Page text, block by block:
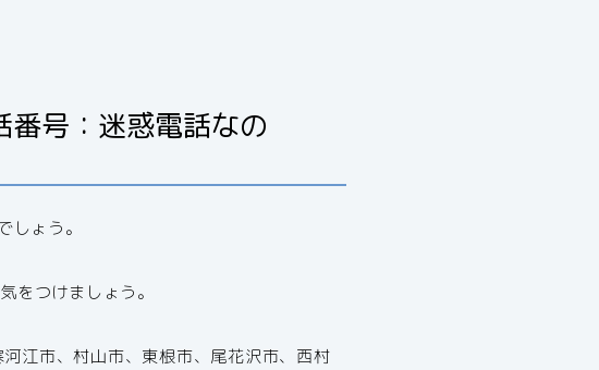
号：迷惑電話なの
ょう。
つけましょう。
江市、村山市、東根市、尾花沢市、西村